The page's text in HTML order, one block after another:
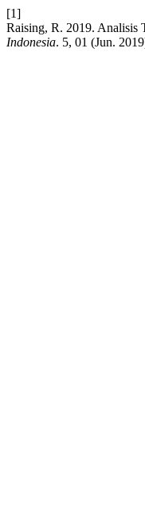
[1]
Raising, R. 2019. Analisis
Indonesia. 5, 01 (Jun.